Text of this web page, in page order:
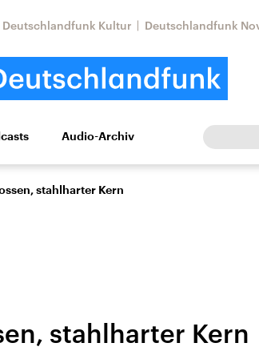
Deutschlandfunk Kultur Deutschlandfunk
Kultur Europa
Nahostkonflikt
Aktuelle Lage und
Iran
Audio-Archiv
stahlharter Kern
stahlharter Kern